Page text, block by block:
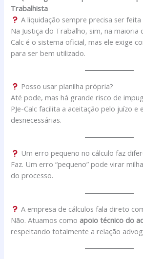
Trabalhista
A liquidação sempre precisa ser feita
Na Justiça do Trabalho, sim, na maioria
Calc é o sistema oficial, mas ele exige
para ser bem utilizado.
Posso usar planilha própria?
Até pode, mas há grande risco de
PJe-Calc facilita a aceitação pelo juízo e
desnecessárias.
Um erro pequeno no cálculo faz
Faz. Um erro “pequeno” pode virar
do processo.
A empresa de cálculos fala direto
Não. Atuamos como apoio técnico do
respeitando totalmente a relação